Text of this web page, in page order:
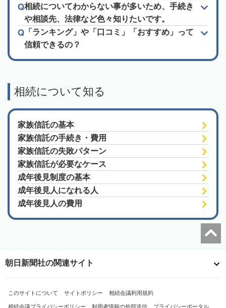
相続についてわからない事が多いため、手続き
や相談先、法律など色々知りたいです。
「ランキング」や「口コミ」「おすすめ」って
信頼できるの？
相続について知る
家族信託の基本
家族信託の手続き・費用
家族信託の失敗パターン
家族信託が必要なケース
成年後見制度の基本
成年後見人になれる人
成年後見人の費用
朝日新聞社の関連サイト
このサイトについて サイトポリシー 相続会議利用規約
相続会議プライバシーポリシー 利用者情報の外部送信 プライバシーポータル